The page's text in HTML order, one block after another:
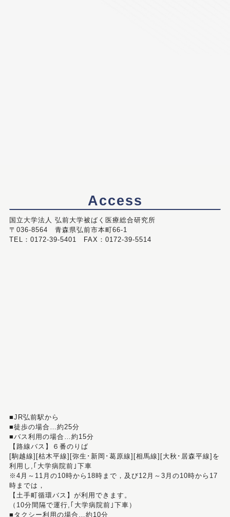
Access
国立大学法人 弘前大学被ばく医療総合研究所
〒036-8564 青森県弘前市本町66-1
TEL：0172-39-5401 FAX：0172-39-5514
■JR弘前駅から
■徒歩の場合…約25分
■バス利用の場合…約15分
【路線バス】６番のりば
[駒越線][枯木平線][弥生･新岡･葛原線][相馬線][大秋･居森平線]を
利用し,｢大学病院前｣下車
※4月～11月の10時から18時まで，及び12月～3月の10時から17
時までは，
【土手町循環バス】が利用できます。
（10分間隔で運行,｢大学病院前｣下車）
■タクシー利用の場合…約10分